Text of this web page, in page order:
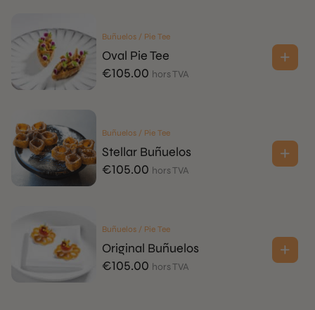
était
:
€95.00.€75.00.
Buñuelos / Pie Tee
Oval Pie Tee
€105.00 hors TVA
Buñuelos / Pie Tee
Stellar Buñuelos
€105.00 hors TVA
Buñuelos / Pie Tee
Original Buñuelos
€105.00 hors TVA